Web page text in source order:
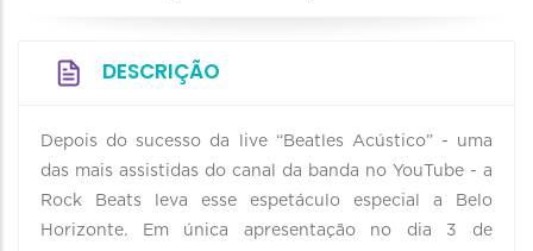
DESCRIÇÃO
Depois do sucesso da live “Beatles Acústico” - uma
das mais assistidas do canal da banda no YouTube - a
Rock Beats leva esse espetáculo especial a Belo
Horizonte. Em única apresentação no dia 3 de